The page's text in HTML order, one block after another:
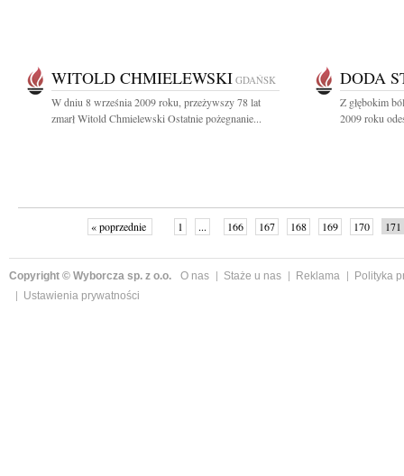
WITOLD CHMIELEWSKI GDAŃSK
W dniu 8 września 2009 roku, przeżywszy 78 lat
zmarł Witold Chmielewski Ostatnie pożegnanie...
DODA
Z głębokim
2009 roku
« poprzednie 1 ... 166 167 168 169 170 171
Copyright © Wyborcza sp. z o.o. O nas Staże u nas Reklama
Polityka
Ustawienia prywatności